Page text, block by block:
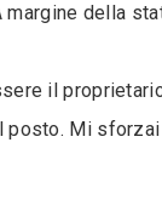
della
il
posto. Mi